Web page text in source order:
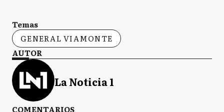
Temas
GENERAL VIAMONTE
AUTOR
La Noticia 1
COMENTARIOS